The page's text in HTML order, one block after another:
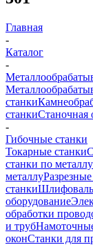
Главная
-
Каталог
-
станки
станкиСтаночная
-
Гибочные станки
Токарные станки
станки по металлу
металлу
станки
оборудование
обработки
и труб
оконСтанки для